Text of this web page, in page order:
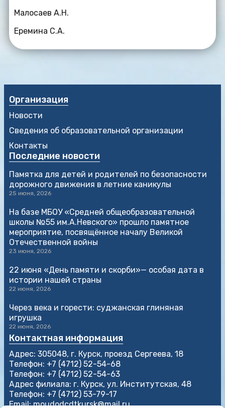
Малосаев А.Н.
Еремина С.А.
Организация
Новости
Сведения об образовательной организации
Контакты
Последние новости
Памятка для детей и родителей по безопасности
дорожного движения в летние каникулы
25 июня, 2026
На базе МБОУ «Средней общеобразовательной
школы №55 им.А.Невского» прошло памятное
мероприятие, посвящённое началу Великой
Отечественной войны
23 июня, 2026
22 июня «День памяти и скорби»— особая дата в
истории нашей страны
22 июня, 2026
Через века и горести: суджанская глиняная
игрушка
22 июня, 2026
Контактная информация
Адрес: 305048, г. Курск, проезд Сергеева, 18
Телефон: +7 (4712) 52-54-68
Телефон: +7 (4712) 52-54-63
Адрес филиала: г. Курск, ул. Институтская, 48
Телефон: +7 (4712) 53-79-17
Email: moudodcdtkursk@mail.ru